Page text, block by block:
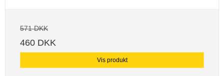
571 DKK
460 DKK
Vis produkt